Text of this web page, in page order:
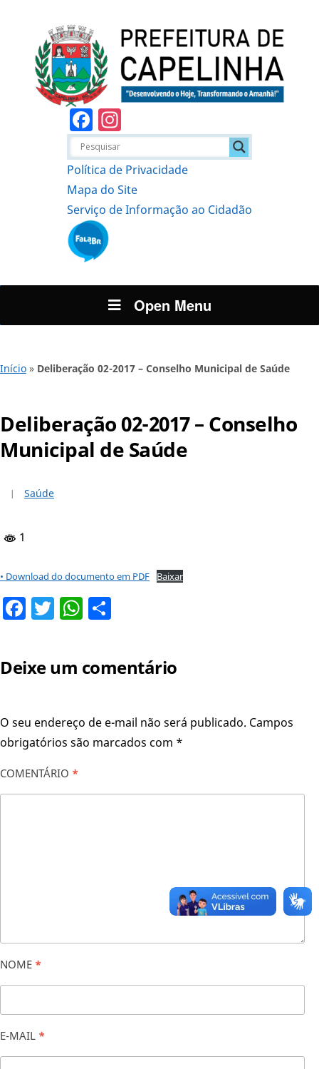
Facebook
Política de Privacidade
Mapa do Site
Serviço de Informação ao Cidadão
Open Menu
Início » Deliberação 02-2017 – Conselho Municipal de Saúde
Deliberação 02-2017 – Conselho
Municipal de Saúde
Saúde
1
• Download do documento em PDF Baixar
Facebook
TwitterWhatsApp
Deixe um comentário
O seu endereço de e-mail não será publicado. Campos
obrigatórios são marcados com *
COMENTÁRIO *
NOME *
E-MAIL *